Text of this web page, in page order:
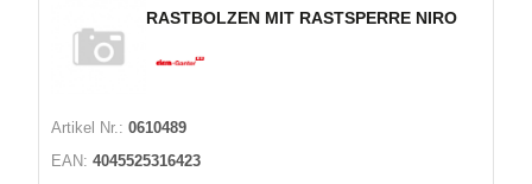
RASTBOLZEN MIT RASTSPERRE NIRO
Artikel Nr.: 0610489
EAN: 4045525316423